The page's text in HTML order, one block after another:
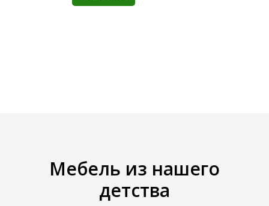
Мебель из нашего
детства